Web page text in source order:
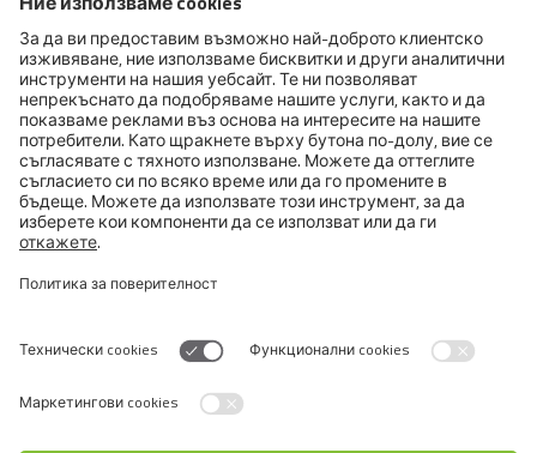
BRIT PREMIUM CAT POUCH
WITH TURKEY FILLETS IN